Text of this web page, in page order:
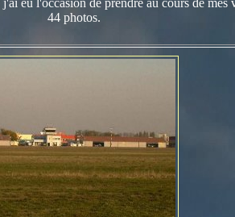
eu l'occasion de prendre au cours de mes
44 photos.